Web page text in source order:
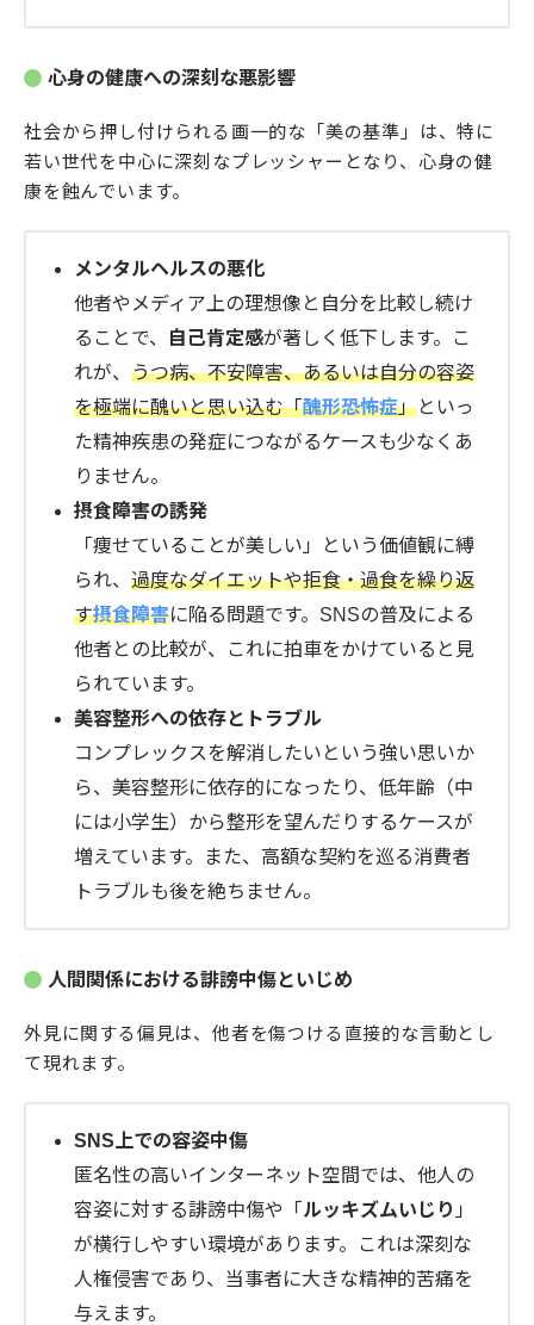
心身の健康への深刻な悪影響
社会から押し付けられる画一的な「美の基準」は、特に
若い世代を中心に深刻なプレッシャーとなり、心身の健
康を蝕んでいます。
メンタルヘルスの悪化
他者やメディア上の理想像と自分を比較し続け
ることで、
自己肯定感が著しく低下します。こ
れが、 うつ病、不安障害、あるいは自分の容姿
を極端に醜いと思い込む「醜形恐怖症」といっ
た精神疾患の発症につながるケースも少なくあ
りません。
摂食障害の誘発
「痩せていることが美しい」という価値観に縛
られ、 過度なダイエットや拒食・過食を繰り返
す摂食障害に陥る問題です。SNSの普及による
他者との比較が、これに拍車をかけていると見
られています。
美容整形への依存とトラブル
コンプレックスを解消したいという強い思いか
ら、美容整形に依存的になったり、低年齢（中
には小学生）から整形を望んだりするケースが
増えています。また、高額な契約を巡る消費者
トラブルも後を絶ちません。
人間関係における誹謗中傷といじめ
外見に関する偏見は、他者を傷つける直接的な言動とし
て現れます。
SNS上での容姿中傷
匿名性の高いインターネット空間では、他人の
容姿に対する誹謗中傷や「 ルッキズムいじり 」
が横行しやすい環境があります。これは深刻な
人権侵害であり、当事者に大きな精神的苦痛を
与えます。